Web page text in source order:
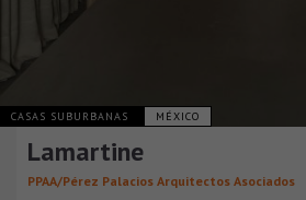
CASAS SUBURBANAS MÉXICO
Lamartine
PPAA/Pérez Palacios Arquitectos Asociados